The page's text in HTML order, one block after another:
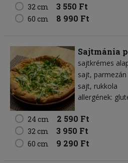
32 cm 3 550 Ft
60 cm 8 990 Ft
Sajtmánia
sajtkrémes
sajt
sajt rukkola
allergének:
24 cm 2 590 Ft
32 cm 3 950 Ft
60 cm 9 290 Ft